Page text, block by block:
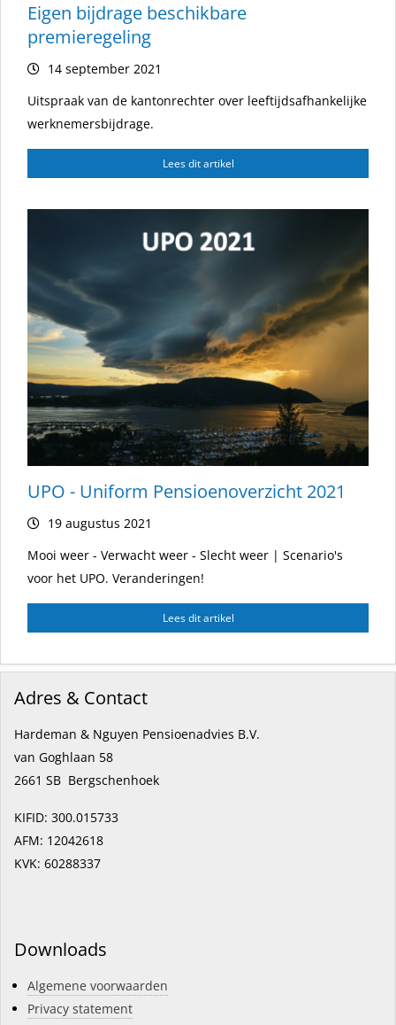
Eigen bijdrage beschikbare
premieregeling
14 september 2021
Uitspraak van de kantonrechter over leeftijdsafhankelijke
werknemersbijdrage.
Lees dit artikel
UPO - Uniform Pensioenoverzicht 2021
19 augustus 2021
Mooi weer - Verwacht weer - Slecht weer | Scenario's
voor het UPO. Veranderingen!
Lees dit artikel
Adres & Contact
Hardeman & Nguyen Pensioenadvies B.V.
van Goghlaan 58
2661 SB Bergschenhoek
KIFID: 300.015733
AFM: 12042618
KVK: 60288337
Downloads
Algemene voorwaarden
Privacy statement